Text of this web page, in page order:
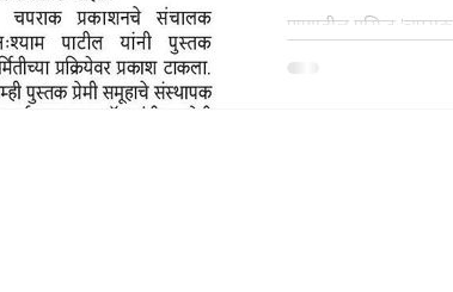
पुण्यातील प्रसिद्ध
कार्यकर्ते व लेखक
साताऱ्यात उत्साहात